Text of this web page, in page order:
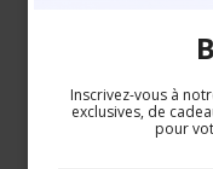
Inscrivez-vous à
exclusives, de
pour